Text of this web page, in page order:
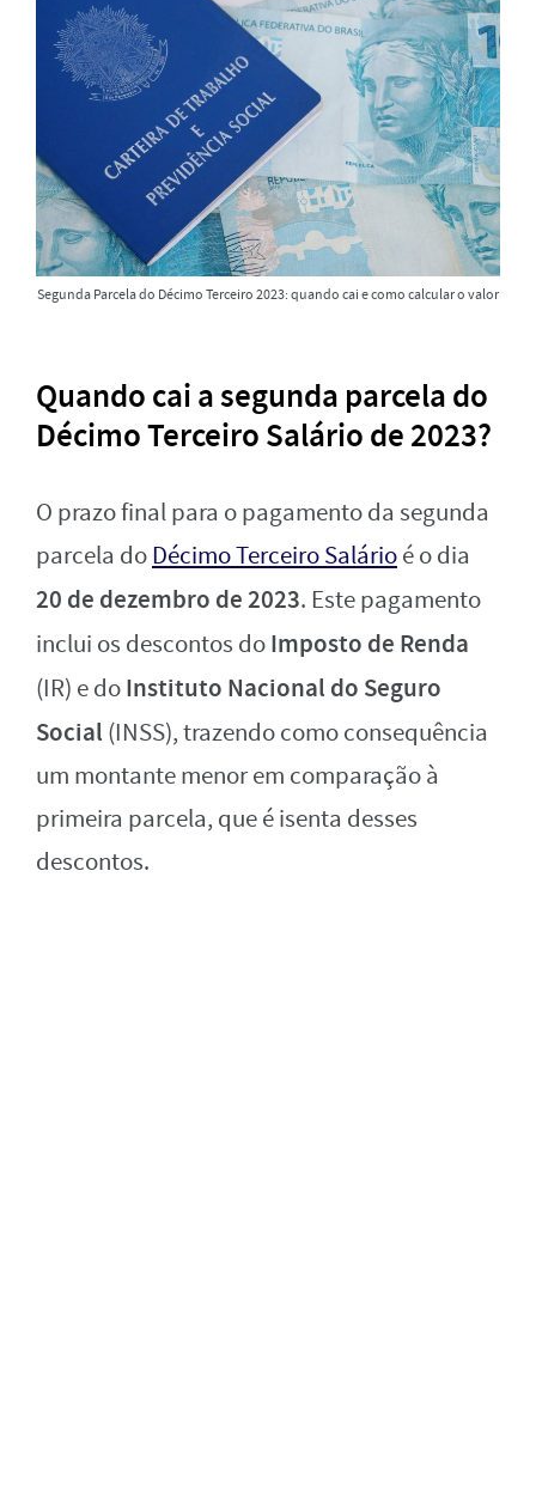
Segunda Parcela do Décimo Terceiro 2023: quando cai e como calcular o valor
Quando cai a segunda parcela do
Décimo Terceiro Salário de 2023?
O prazo final para o pagamento da segunda
parcela doDécimo Terceiro Salárioé o dia
20 de dezembro de 2023. Este pagamento
inclui os descontos doImposto de Renda
(IR) e doInstituto Nacional do Seguro
Social (INSS), trazendo como consequência
um montante menor em comparação à
primeira parcela, que é isenta desses
descontos.